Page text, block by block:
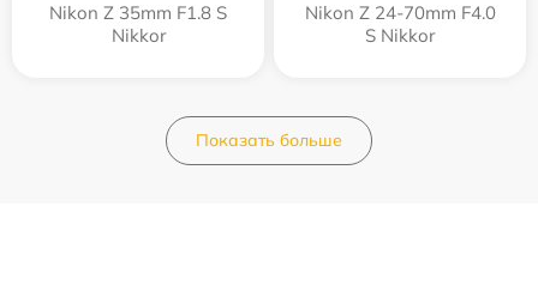
Nikon Z 35mm F1.8 S
Nikkor
Nikon Z 24-70mm F4.0
S Nikkor
Показать больше